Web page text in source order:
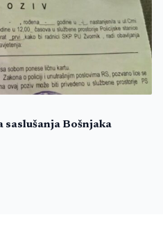
saslušanja Bošnjaka